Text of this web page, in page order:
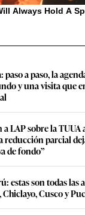
a paso, la
y una visita que
LAP sobre la TUUA
reducción parcial
de fondo”
estas son todas las
Cusco y